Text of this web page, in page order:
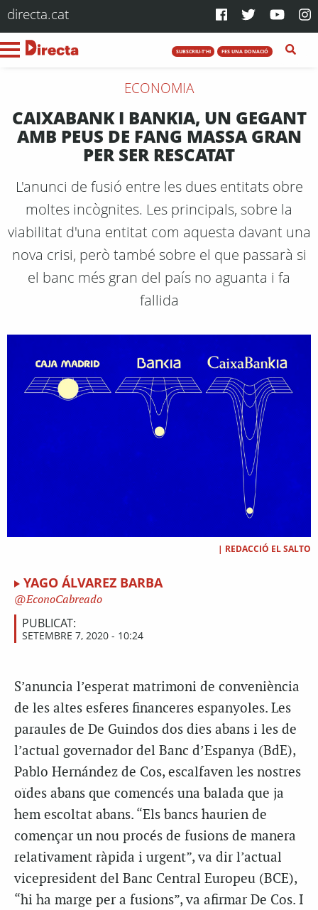
directa.cat
SUBSCRIU-T'HI FES UNA DONACIÓ
ECONOMIA
CAIXABANK I BANKIA, UN GEGANT
AMB PEUS DE FANG MASSA GRAN
PER SER RESCATAT
L'anunci de fusió entre les dues entitats obre
moltes incògnites. Les principals, sobre la
viabilitat d'una entitat com aquesta davant una
nova crisi, però també sobre el que passarà si
el banc més gran del país no aguanta i fa
fallida
| REDACCIÓ EL SALTO
YAGO ÁLVAREZ BARBA
EconoCabreado
PUBLICAT:
SETEMBRE 7, 2020 - 10:24
S’anuncia l’esperat matrimoni de conveniència
de les altes esferes financeres espanyoles. Les
paraules de De Guindos dos dies abans i les de
l’actual governador del Banc d’Espanya (BdE),
Pablo Hernández de Cos, escalfaven les nostres
oïdes abans que comencés una balada que ja
hem escoltat abans. “Els bancs haurien de
començar un nou procés de fusions de manera
relativament ràpida i urgent”, va dir l’actual
vicepresident del Banc Central Europeu (BCE),
“hi ha marge per a fusions”, va afirmar De Cos. I